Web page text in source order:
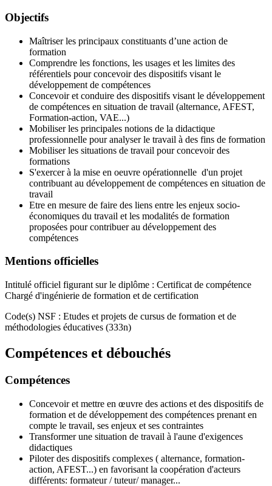
Objectifs
Maîtriser les principaux constituants d’une action de
formation
Comprendre les fonctions, les usages et les limites des
référentiels pour concevoir des dispositifs visant le
développement de compétences
Concevoir et conduire des dispositifs visant le développement
de compétences en situation de travail (alternance, AFEST,
Formation-action, VAE...)
Mobiliser les principales notions de la didactique
professionnelle pour analyser le travail à des fins de formation
Mobiliser les situations de travail pour concevoir des
formations
S'exercer à la mise en oeuvre opérationnelle d'un projet
contribuant au développement de compétences en situation de
travail
Etre en mesure de faire des liens entre les enjeux socio-
économiques du travail et les modalités de formation
proposées pour contribuer au développement des
compétences
Mentions officielles
Intitulé officiel figurant sur le diplôme : Certificat de compétence
Chargé d'ingénierie de formation et de certification
Code(s) NSF : Etudes et projets de cursus de formation et de
méthodologies éducatives (333n)
Compétences et débouchés
Compétences
Concevoir et mettre en œuvre des actions et des dispositifs de
formation et de développement des compétences prenant en
compte le travail, ses enjeux et ses contraintes
Transformer une situation de travail à l'aune d'exigences
didactiques
Piloter des dispositifs complexes ( alternance, formation-
action, AFEST...) en favorisant la coopération d'acteurs
différents: formateur / tuteur/ manager...